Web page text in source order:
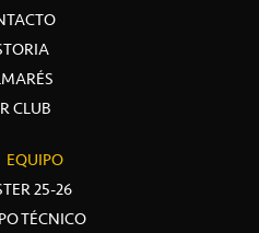
CLUB
EQUIPO
25-26
TÉCNICO